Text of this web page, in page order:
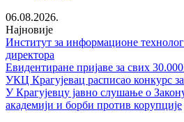
06.08.2026.
Најновије
Институт за информационе
директора
Евидентиране пријаве за свих 30.000
УКЦ Крагујевац расписао конкурс
У Крагујевцу јавно слушање о
академији и борби против корупције